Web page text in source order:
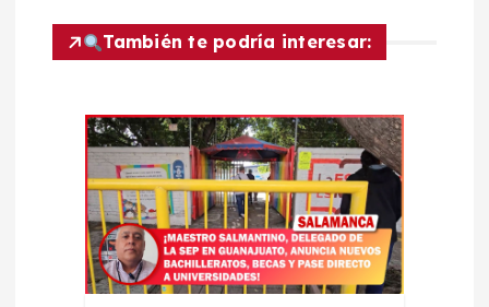
También te podría interesar: